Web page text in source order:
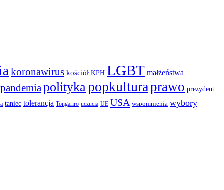
koronawirus kościół KPH LGBT małżeństwa
pandemia politykapopkulturaprawo prezydent
taniec tolerancja Tongariro uczucia UE USA wspomnienia wybory